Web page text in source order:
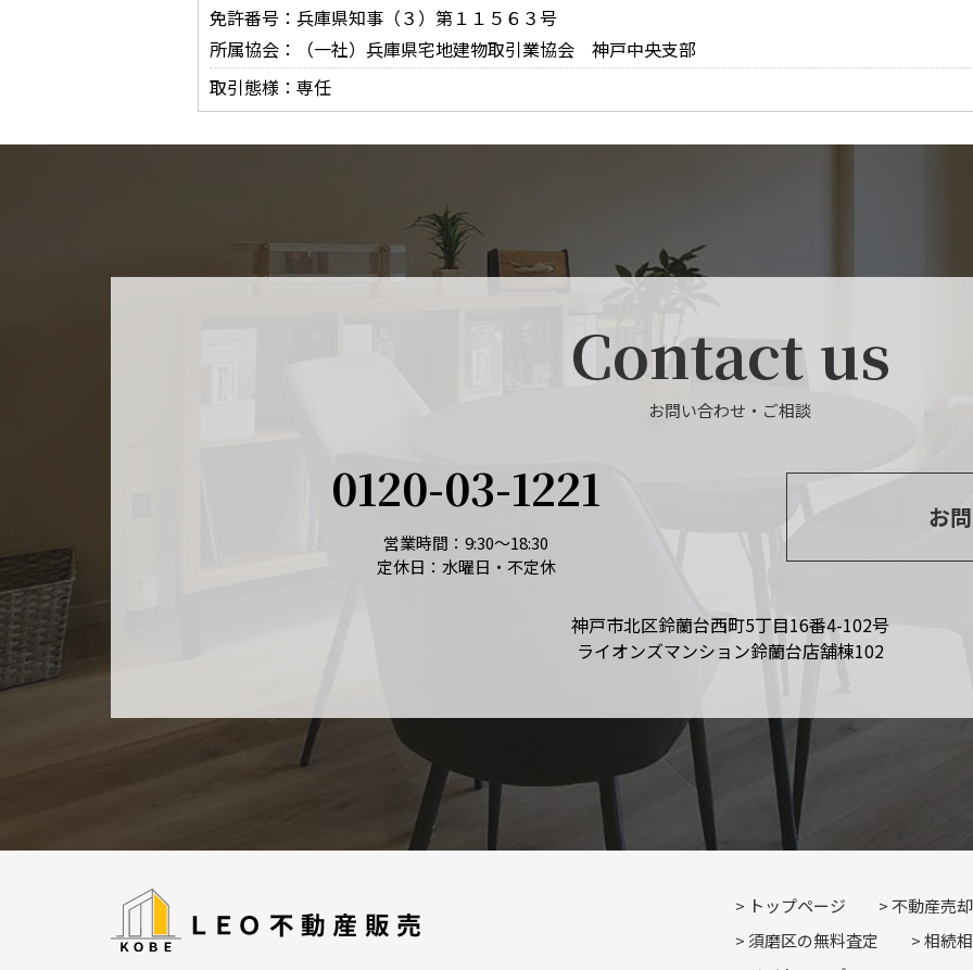
免許番号：兵庫県知事（３）第１１５６３号
所属協会：（一社）兵庫県宅地建物取引業協会 神戸中央支部
取引態様：専任
Contact us
お問い合わせ・ご相談
0120-03-1221
営業時間：9:30～18:30
定休日：水曜日・不定休
お
神戸市北区鈴蘭台西町5丁目16番4-102号
ライオンズマンション鈴蘭台店舗棟102
トップページ
不動産売却
須磨区の無料査定
相続